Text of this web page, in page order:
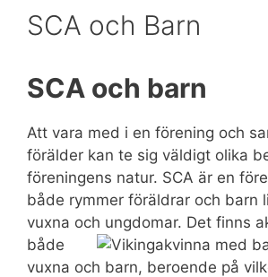
SCA och Barn
SCA och barn
Att vara med i en förening och
förälder kan te sig väldigt olika
föreningens natur. SCA är en
både rymmer föräldrar och barn
vuxna och ungdomar. Det finns
både
vuxna och barn, beroende på